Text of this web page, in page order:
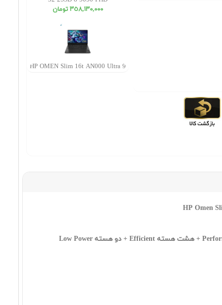
٣٥٨,١٣٠,٠٠٠ تومان
HP OMEN Slim 16t AN000 Ultra 9
٤١٧,١٣٠,٠٠٠ تومان
Intel Core Ultra 7 255H 700MHz up to 5.1GHz - حافظه کش 24 مگابایت - تعداد هسته: 16 هسته شامل: ( شش هسته Performance + هشت هسته Efficient + دو هسته Low Power